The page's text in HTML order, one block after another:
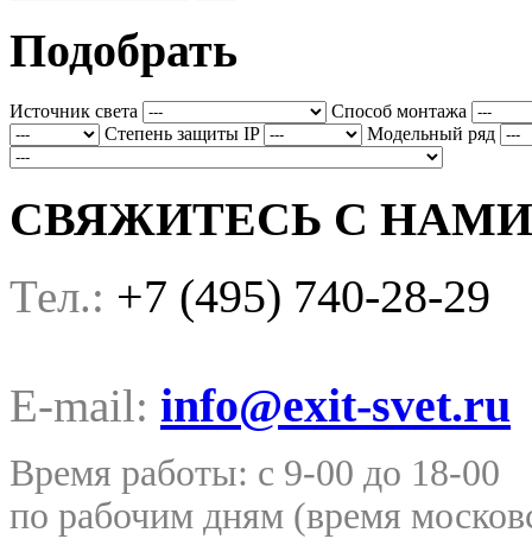
Подобрать
Источник света
Способ монтажа
Степень защиты IP
Модельный ряд
СВЯЖИТЕСЬ С НАМИ
Тел.: +7 (495) 740-28-29
E-mail: info@exit-svet.ru
Время работы: с 9-00 до 18-00
по рабочим дням (время